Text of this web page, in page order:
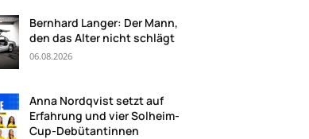
Bernhard Langer: Der Mann,
den das Alter nicht schlägt
06.08.2026
Anna Nordqvist setzt auf
Erfahrung und vier Solheim-
Cup-Debütantinnen